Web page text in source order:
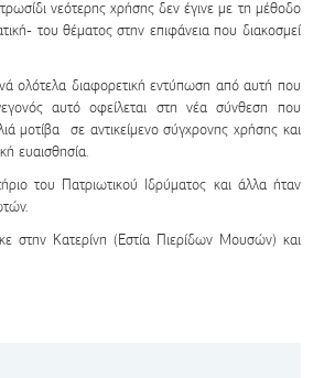
νεότερης χρήσης δεν έγινε με τη μέθοδο
του θέματος στην επιφάνεια που διακοσμεί
ολότελα διαφορετική εντύπωση από αυτή που
αυτό οφείλεται στη νέα σύνθεση που
μοτίβα σε αντικείμενο σύγχρονης χρήσης και
ευαισθησία.
του Πατριωτικού Ιδρύματος και άλλα ήταν
στην Κατερίνη (Εστία Πιερίδων Μουσών) και